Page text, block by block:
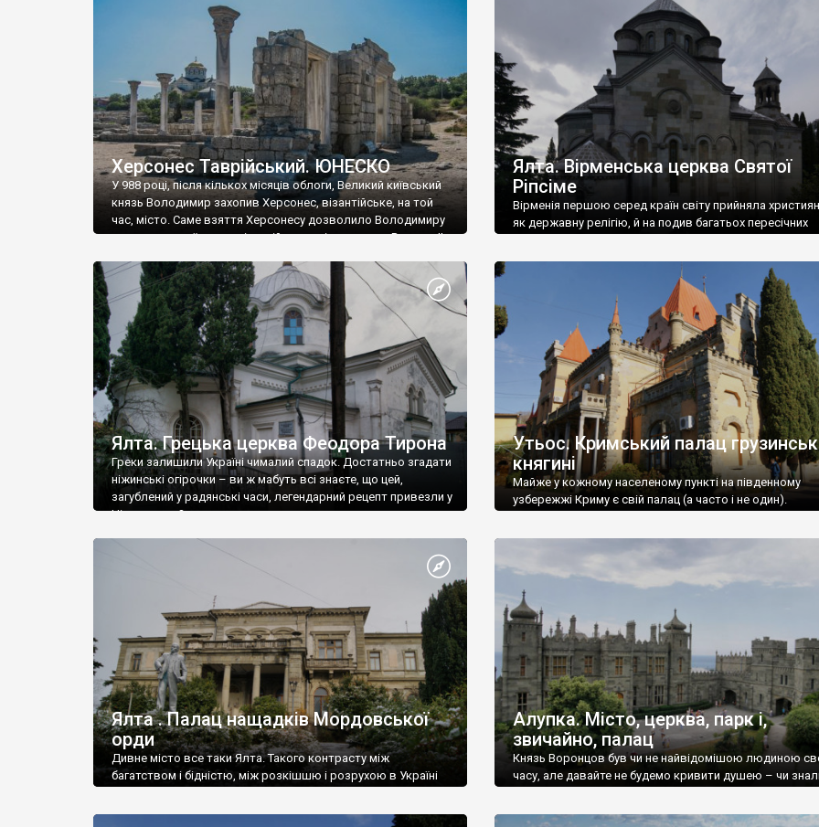
візантійської доби. Раритети викрадені з фондів об’єкту
культурної спадщини ЮНЕСКО «Херсонеса Таврійського».
Офіційно – на виставку «Золото Візантії», але експерти та
влада в Україні вважають це лише […]
називаються «повстяками» (postaki)…” “Вино. Крим
виробляє відмінне вино і його вдосталь: воно все
легке біле і дуже […]
Херсонес Таврійський. ЮНЕСКО
У 988 році, після кількох місяців облоги, Великий київський
князь Володимир захопив Херсонес, візантійське, на той
час, місто. Саме взяття Херсонесу дозволило Володимиру
диктувати свої умови візантійському імператору Василю ІІ,
Херсонесі Володимир-язичник, став Василем-
християнином. А потім було Хрещення Русі. На честь
Херсонесу Таврійського названо місто […]
Ялта. Вірменська церква Святої
Ріпсіме
Вірменія першою серед країн світу прийняла
як державну релігію, й на подив багатьох пересічних
Ялта. Грецька церква Феодора Тирона
Греки залишили Україні чималий спадок. Достатньо згадати
ніжинські огірочки – ви ж мабуть всі знаєте, що цей,
загублений у радянські часи, легендарний рецепт привезли у
Ніжин греки?
Утьос. Кримський палац
княгині
Майже у кожному населеному пункті на південному
узбережжі Криму є свій палац (а часто і не один).
Ялта . Палац нащадків Мордовської
орди
Дивне місто все таки Ялта. Такого контрасту між
багатством і бідністю, між розкішшю і розрухою в Україні
Алупка. Місто, церква, парк і,
звичайно, палац
Князь Воронцов був чи не найвідомішою людиною
часу, але давайте не будемо кривити душею – чи